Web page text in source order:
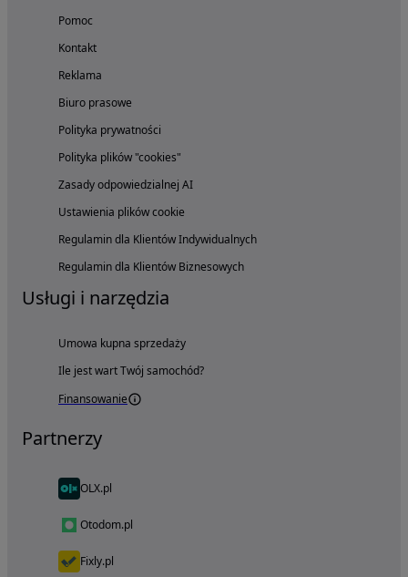
Pomoc
Kontakt
Reklama
Biuro prasowe
Polityka prywatności
Polityka plików "cookies"
Zasady odpowiedzialnej AI
Ustawienia plików cookie
Regulamin dla Klientów Indywidualnych
Regulamin dla Klientów Biznesowych
Usługi i narzędzia
Umowa kupna sprzedaży
Ile jest wart Twój samochód?
Finansowanie
Partnerzy
OLX.pl
Otodom.pl
Fixly.pl